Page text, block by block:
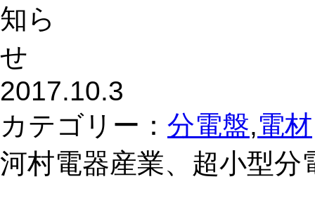
2017.10.3
カテゴリー： 分電盤,電材
河村電器産業、超小型分